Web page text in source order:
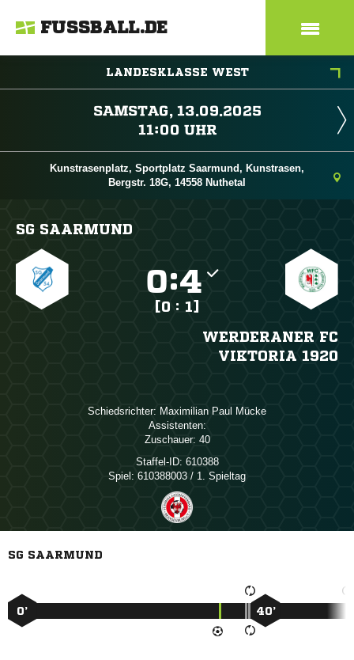
FUSSBALL.DE
LANDESKLASSE WEST
 
 
Kunstrasenplatz, Sportplatz Saarmund, Kunstrasen,
Bergstr. 18G, 14558 Nuthetal
SG SAARMUND
:
[0 : 1]
WERDERANER FC
VIKTORIA 1920
Schiedsrichter:   
Assistenten:
Zuschauer: 40
Staffel-ID: 610388
Spiel: 610388003 / 1. Spieltag
SG SAARMUND
0’ 40’